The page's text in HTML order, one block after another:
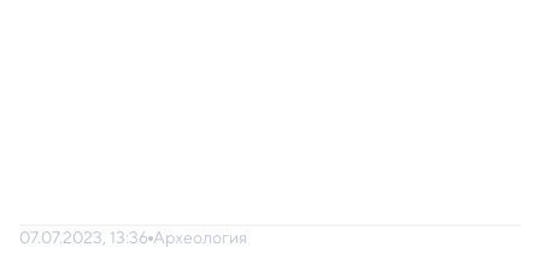
07.07.2023, 13:36 Археология